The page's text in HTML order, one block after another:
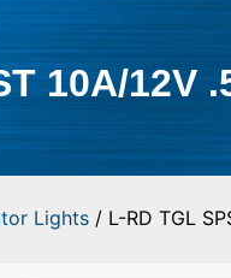
10A/12V
Lights/ L-RD TGL